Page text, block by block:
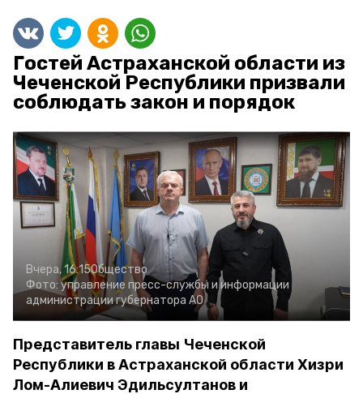
Гостей Астраханской области из
Чеченской Республики призвали
соблюдать закон и порядок
Вчера, 16:15Общество
Фото: управление пресс-службы и информации
администрации губернатора АО
Представитель главы Чеченской
Республики в Астраханской области Хизри
Лом-Алиевич Эдильсултанов и